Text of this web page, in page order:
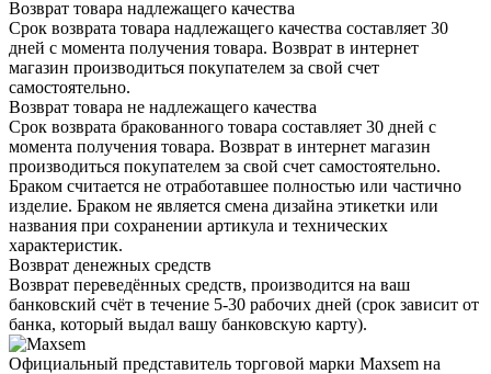
Возврат товара надлежащего качества
Срок возврата товара надлежащего качества составляет 30
дней с момента получения товара. Возврат в интернет
магазин производиться покупателем за свой счет
самостоятельно.
Возврат товара не надлежащего качества
Срок возврата бракованного товара составляет 30 дней с
момента получения товара. Возврат в интернет магазин
производиться покупателем за свой счет самостоятельно.
Браком считается не отработавшее полностью или частично
изделие. Браком не является смена дизайна этикетки или
названия при сохранении артикула и технических
характеристик.
Возврат денежных средств
Возврат переведённых средств, производится на ваш
банковский счёт в течение 5-30 рабочих дней (срок зависит от
банка, который выдал вашу банковскую карту).
Официальный представитель торговой марки Maxsem на